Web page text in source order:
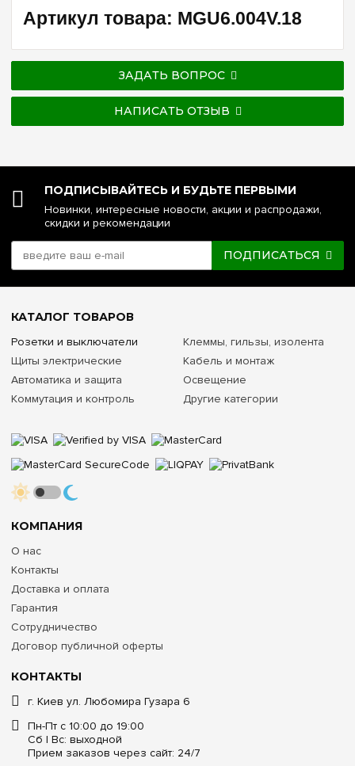
Артикул товара: MGU6.004V.18
ЗАДАТЬ ВОПРОС
НАПИСАТЬ ОТЗЫВ
ПОДПИСЫВАЙТЕСЬ И БУДЬТЕ ПЕРВЫМИ
Новинки, интересные новости, акции и распродажи,
скидки и рекомендации
ПОДПИСАТЬСЯ
КОНТАКТЫ
г. Киев ул. Любомира Гузара 6
Пн-Пт с 10:00 до 19:00
Сб | Вс: выходной
Прием заказов через сайт: 24/7
КОМПАНИЯ
О нас
Контакты
Доставка и оплата
Гарантия
Сотрудничество
Договор публичной оферты
КАТАЛОГ ТОВАРОВ
Розетки и выключатели
Щиты электрические
Автоматика и защита
Коммутация и контроль
Клеммы, гильзы, изолента
Кабель и монтаж
Освещение
Другие категории